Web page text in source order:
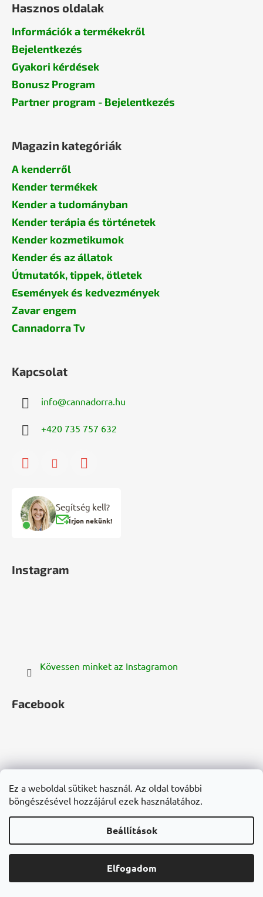
Ez a weboldal sütiket használ. Az oldal további
böngészésével hozzájárul ezek használatához.
Beállítások
Elfogadom
Hasznos oldalak
Információk a termékekről
Bejelentkezés
Gyakori kérdések
Bonusz Program
Partner program - Bejelentkezés
Magazin kategóriák
A kenderről
Kender termékek
Kender a tudományban
Kender terápia és történetek
Kender kozmetikumok
Kender és az állatok
Útmutatók, tippek, ötletek
Események és kedvezmények
Zavar engem
Cannadorra Tv
Kapcsolat
info@cannadorra.hu
+420 735 757 632
Segítség kell?
Írjon nekünk!
Instagram
Kövessen minket az Instagramon
Facebook
zelenazeme.cz zelenazeme.sk cannadorra.com
hanf-gesundheit.de
cannadorra.fr cannadorra.it
Shoptet készítette
Cannadorra.hu. Minden jog fenntartva.
Süti beállítások szerkesztése